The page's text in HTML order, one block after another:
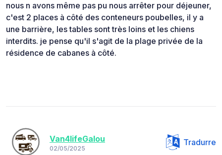
nous n avons même pas pu nous arrêter pour déjeuner,
c'est 2 places à côté des conteneurs poubelles, il y a
une barrière, les tables sont très loins et les chiens
interdits. je pense qu'il s'agit de la plage privée de la
résidence de cabanes à côté.
Van4lifeGalou
02/05/2025
Tradurre